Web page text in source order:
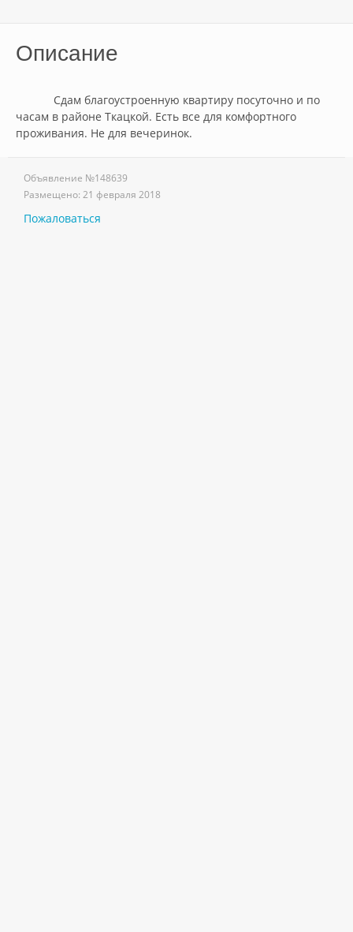
Описание
часам в районе Ткацкой. Есть все для комфортного
проживания. Не для вечеринок.
Объявление №148639
Размещено: 21 февраля 2018
Пожаловаться